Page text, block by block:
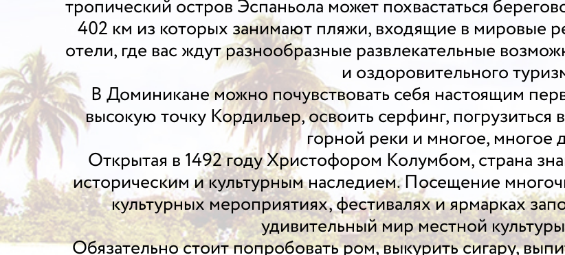
тропический остров Эспаньола может похвастаться
402 км из которых занимают пляжи, входящие в мировые
отели, где вас ждут разнообразные развлекательные
и оздоровительного
В Доминикане можно почувствовать себя настоящим
высокую точку Кордильер, освоить серфинг,
горной реки и многое, многое
Открытая в 1492 году Христофором Колумбом, страна
историческим и культурным наследием. Посещение
культурных мероприятиях, фестивалях и ярмарках
удивительный мир местной
Обязательно стоит попробовать ром, выкурить сигару,